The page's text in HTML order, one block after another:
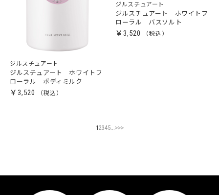
ジルスチュアート
ジルスチュアート ホワイトフ
ローラル ボディミルク
￥3,520
ジルスチュアート
ジルスチュアート ホワイトフ
ローラル バスソルト
￥3,520
12345... >>>